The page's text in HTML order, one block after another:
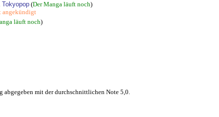
Tokyopop (Der Manga läuft noch)
angekündigt
läuft noch)
abgegeben mit der durchschnittlichen Note 5,0.